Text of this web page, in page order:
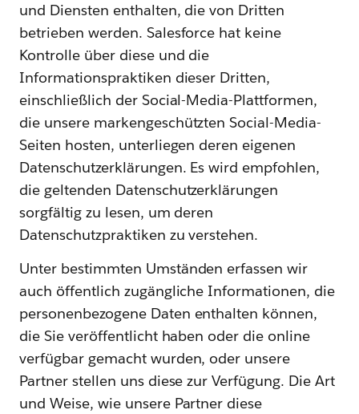
und Diensten enthalten, die von Dritten
betrieben werden. Salesforce hat keine
Kontrolle über diese und die
Informationspraktiken dieser Dritten,
einschließlich der Social-Media-Plattformen,
die unsere markengeschützten Social-Media-
Seiten hosten, unterliegen deren eigenen
Datenschutzerklärungen. Es wird empfohlen,
die geltenden Datenschutzerklärungen
sorgfältig zu lesen, um deren
Datenschutzpraktiken zu verstehen.
Unter bestimmten Umständen erfassen wir
auch öffentlich zugängliche Informationen, die
personenbezogene Daten enthalten können,
die Sie veröffentlicht haben oder die online
verfügbar gemacht wurden, oder unsere
Partner stellen uns diese zur Verfügung. Die Art
und Weise, wie unsere Partner diese